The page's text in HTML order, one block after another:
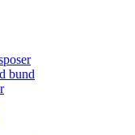
bund